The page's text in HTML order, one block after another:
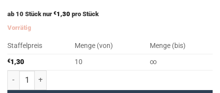
ab 10 Stück nur €1,30 pro Stück
Vorrätig
Staffelpreis Menge (von) Menge (bis)
€1,30 10
∞
QUART minouki (hellblau) Menge